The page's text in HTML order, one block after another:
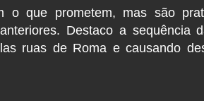
que prometem, mas são
Destaco a sequência
ruas de Roma e causando